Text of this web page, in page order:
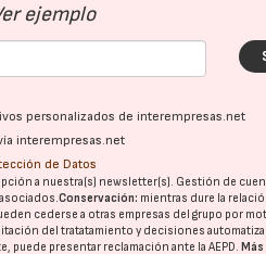
ejemplo
personalizados de interempresas.net
interempresas.net
de Datos
a nuestra(s) newsletter(s). Gestión de
Conservación: mientras dure la
cederse a otras empresas del grupo por
del tratatamiento y decisiones
puede presentar reclamación ante laAEPD.